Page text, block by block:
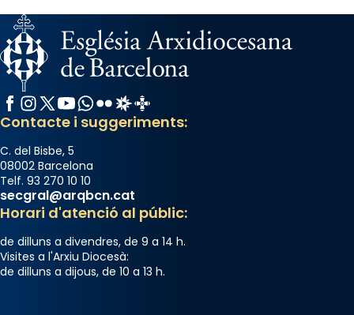
Facebook
Instagram
X / Twitter
YouTube
WhatsApp
FlickrRadio Estel
Catalunya Cristiana
Contacte i suggeriments:
C. del Bisbe, 5
08002 Barcelona
Telf. 93 270 10 10
secgral@arqbcn.cat
Horari d'atenció al públic:
de dilluns a divendres, de 9 a 14 h.
Visites a l'Arxiu Diocesà:
de dilluns a dijous, de 10 a 13 h.